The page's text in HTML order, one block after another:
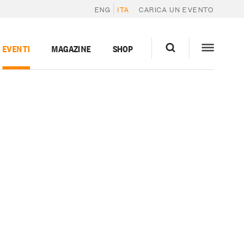
ENG ITA CARICA UN EVENTO
EVENTI MAGAZINE SHOP